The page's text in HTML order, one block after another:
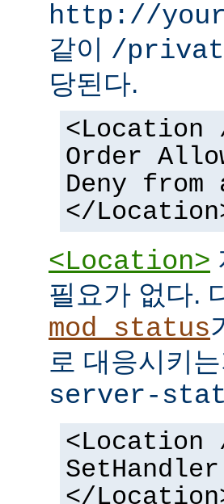
http://
같이 /
당된다.
<Location
Order
Deny
</
<Location>
필요가 없다.
mod_status
로 대응시키
server-
<Location
</